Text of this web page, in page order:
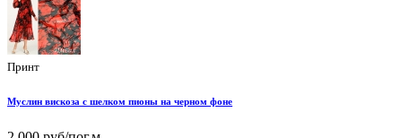
Принт
Муслин вискоза с шелком пионы на черном фоне